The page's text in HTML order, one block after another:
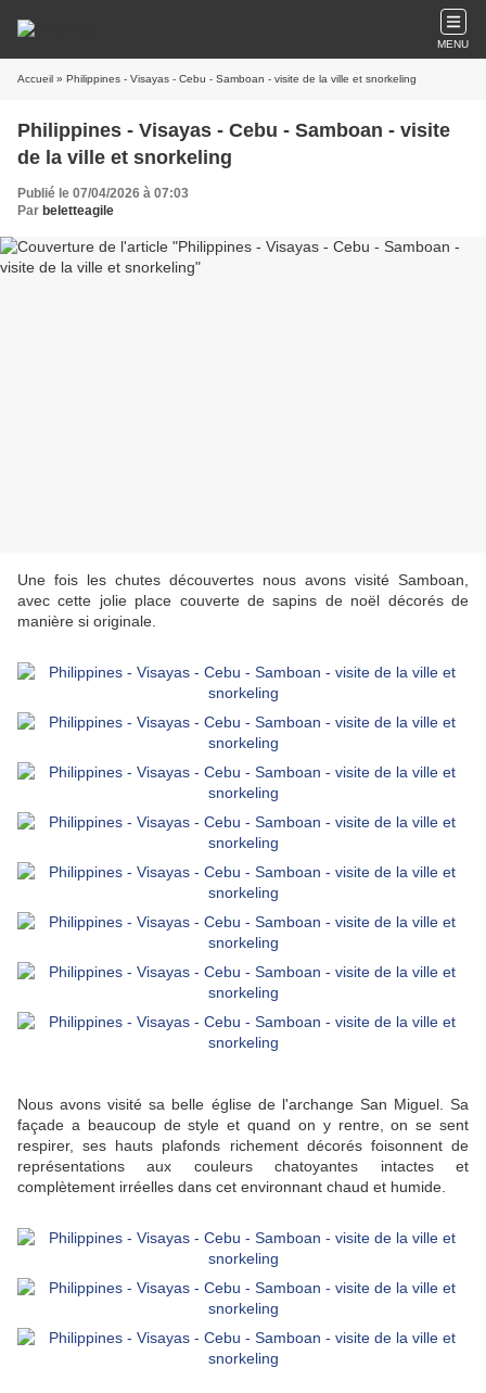
MENU
Accueil » Philippines - Visayas - Cebu - Samboan - visite de la ville et snorkeling
Philippines - Visayas - Cebu - Samboan - visite
de la ville et snorkeling
Publié le 07/04/2026 à 07:03
Par beletteagile
Une fois les chutes découvertes nous avons visité Samboan,
avec cette jolie place couverte de sapins de noël décorés de
manière si originale.
Nous avons visité sa belle église de l'archange San Miguel. Sa
façade a beaucoup de style et quand on y rentre, on se sent
respirer, ses hauts plafonds richement décorés foisonnent de
représentations aux couleurs chatoyantes intactes et
complètement irréelles dans cet environnant chaud et humide.